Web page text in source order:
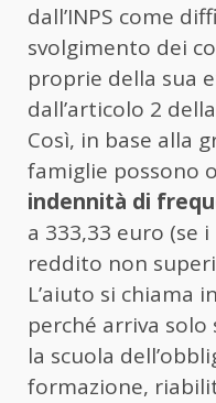
dall’INPS come
svolgimento dei
proprie della sua
dall’articolo 2
Così, in base alla
famiglie possono
indennità di
a 333,33 euro (se
reddito non
L’aiuto si chiama
perché arriva
la scuola
formazione,